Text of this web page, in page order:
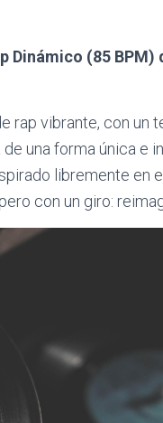
Dinámico (85
rap vibrante, con un
una forma única e
libremente en
con un giro: